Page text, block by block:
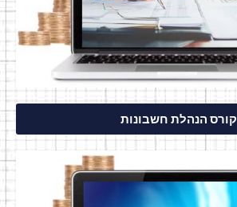
קורס הנהלת חשבונות